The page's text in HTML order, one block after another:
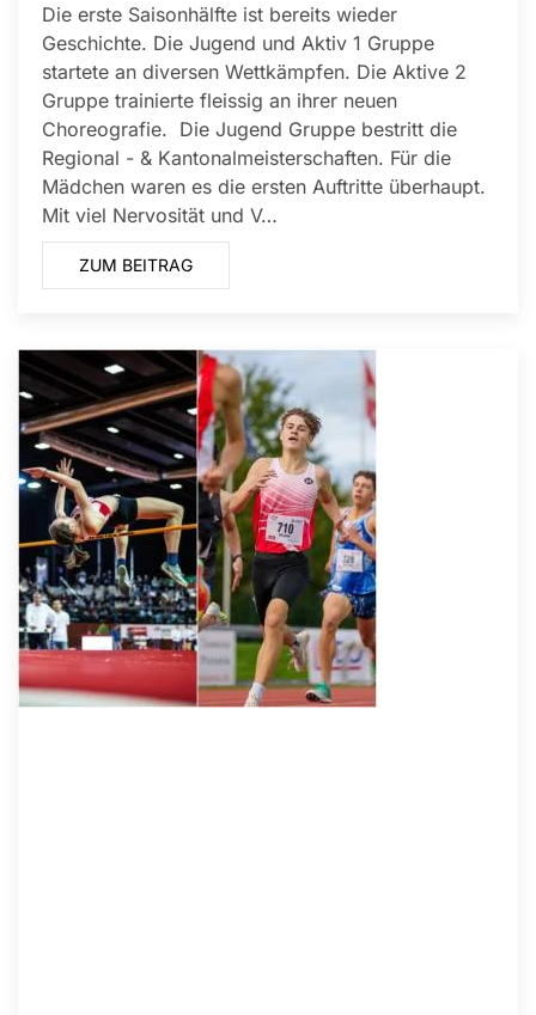
Die erste Saisonhälfte ist bereits wieder
Geschichte. Die Jugend und Aktiv 1 Gruppe
startete an diversen Wettkämpfen. Die Aktive 2
Gruppe trainierte fleissig an ihrer neuen
Choreografie. Die Jugend Gruppe bestritt die
Regional - & Kantonalmeisterschaften. Für die
Mädchen waren es die ersten Auftritte überhaupt.
Mit viel Nervosität und V…
ZUM BEITRAG